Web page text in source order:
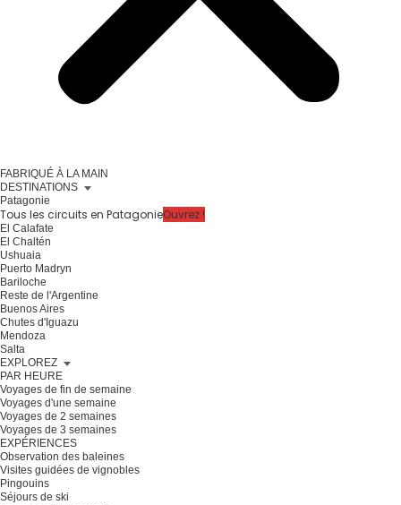
FABRIQUÉ À LA MAIN
DESTINATIONS
Patagonie
Tous les circuits en PatagonieOuvrez !
El Calafate
El Chaltén
Ushuaia
Puerto Madryn
Bariloche
Reste de l'Argentine
Buenos Aires
Chutes d'Iguazu
Mendoza
Salta
EXPLOREZ
PAR HEURE
Voyages de fin de semaine
Voyages d'une semaine
Voyages de 2 semaines
Voyages de 3 semaines
EXPÉRIENCES
Observation des baleines
Visites guidées de vignobles
Pingouins
Séjours de ski